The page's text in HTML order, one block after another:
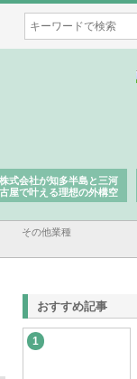
式会社が知多半島と三河
屋で叶える理想の外構空
その他業種
おすすめ記事
1